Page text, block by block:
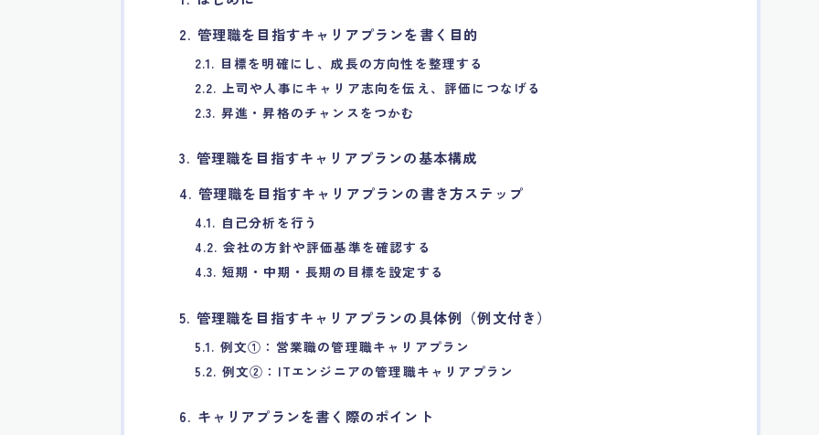
2. 管理職を目指すキャリアプランを書く目的
2.1. 目標を明確にし、成長の方向性を整理する
2.2. 上司や人事にキャリア志向を伝え、評価につなげる
2.3. 昇進・昇格のチャンスをつかむ
3. 管理職を目指すキャリアプランの基本構成
4. 管理職を目指すキャリアプランの書き方ステップ
4.1. 自己分析を行う
4.2. 会社の方針や評価基準を確認する
4.3. 短期・中期・長期の目標を設定する
5. 管理職を目指すキャリアプランの具体例（例文付き）
5.1. 例文①：営業職の管理職キャリアプラン
5.2. 例文②：ITエンジニアの管理職キャリアプラン
6. キャリアプランを書く際のポイント